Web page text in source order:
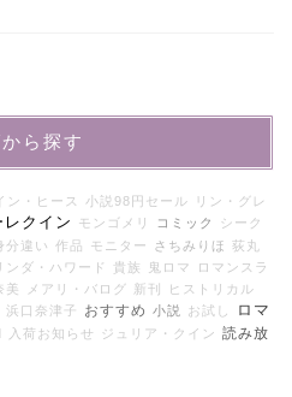
ら探す
ン・ヒース 小説98円セール
リン・グレ
レクイン モンゴメリ コミック
シーク
分違い 作品 モニター さちみりほ 荻丸
ンダ・ハワード 貴族 鬼ロマ
ロマンスラ
美 メアリ・バログ 新刊
ヒストリカル
浜口奈津子 おすすめ 小説 お試し
ロマ
入荷お知らせ ジュリア・クイン 読み放